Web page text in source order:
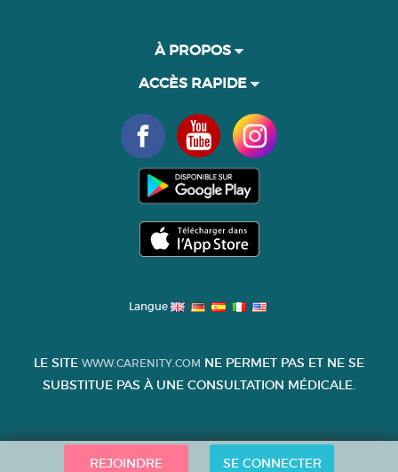
REJOINDRE SE CONNECTER
À PROPOS
ACCÈS RAPIDE
Langue
LE SITE WWW.CARENITY.COM NE PERMET PAS ET NE SE
SUBSTITUE PAS À UNE CONSULTATION MÉDICALE.